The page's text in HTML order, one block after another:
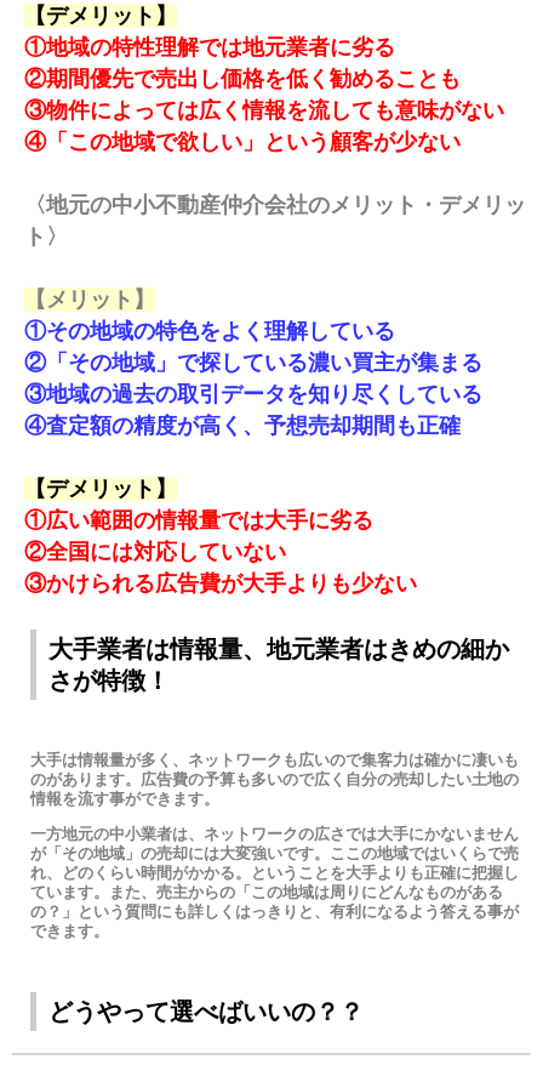
【デメリット】
①地域の特性理解では地元業者に劣る
②期間優先で売出し価格を低く勧めることも
③物件によっては広く情報を流しても意味がない
④「この地域で欲しい」という顧客が少ない
〈地元の中小不動産仲介会社のメリット・デメリッ
ト〉
【メリット】
①その地域の特色をよく理解している
②「その地域」で探している濃い買主が集まる
③地域の過去の取引データを知り尽くしている
④査定額の精度が高く、予想売却期間も正確
【デメリット】
①広い範囲の情報量では大手に劣る
②全国には対応していない
③かけられる広告費が大手よりも少ない
大手業者は情報量、地元業者はきめの細か
さが特徴！
大手は情報量が多く、ネットワークも広いので集客力は確かに凄いも
のがあります。広告費の予算も多いので広く自分の売却したい土地の
情報を流す事ができます。
一方地元の中小業者は、ネットワークの広さでは大手にかないません
が「その地域」の売却には大変強いです。ここの地域ではいくらで売
れ、どのくらい時間がかかる。ということを大手よりも正確に把握し
ています。また、売主からの「この地域は周りにどんなものがある
の？」という質問にも詳しくはっきりと、有利になるよう答える事が
できます。
どうやって選べばいいの？？